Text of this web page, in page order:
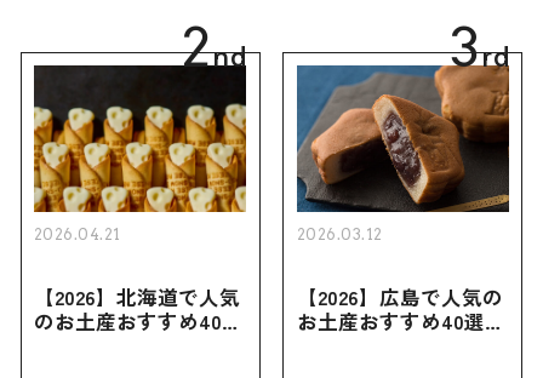
2nd
2026.04.21
【2026】北海道で人気
のお土産おすすめ40選
3rd
2026.03.12
【2026】広島で人気の
お土産おすすめ40選｜